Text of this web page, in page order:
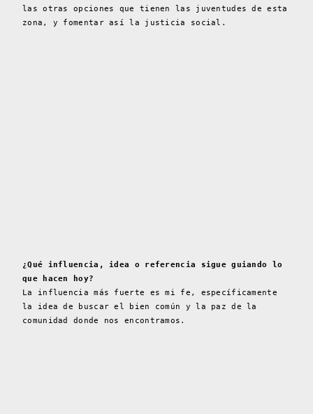
las otras opciones que tienen las juventudes de esta
zona, y fomentar así la justicia social.
¿Qué influencia, idea o referencia sigue guiando lo
que hacen hoy?
La influencia más fuerte es mi fe, específicamente
la idea de buscar el bien común y la paz de la
comunidad donde nos encontramos.